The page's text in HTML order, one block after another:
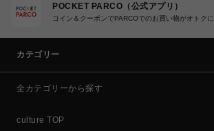
POCKET PARCO（公式アプリ）
コイン＆クーポンでPARCOでのお買い物がオトクに
カテゴリー
全カテゴリーから探す
culture TOP